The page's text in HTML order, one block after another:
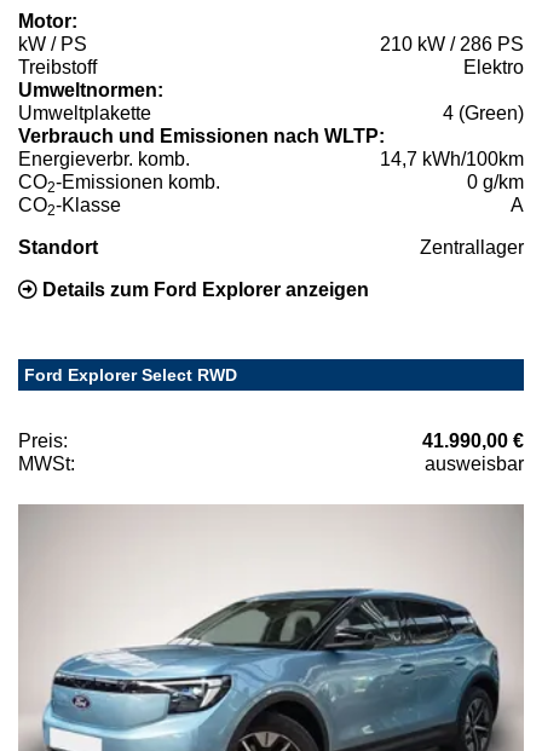
Motor:
kW / PS
210 kW / 286 PS
Treibstoff
Elektro
Umweltnormen:
Umweltplakette
4 (Green)
Verbrauch und Emissionen nach WLTP:
Energieverbr. komb.
14,7 kWh/100km
CO2-Emissionen komb.
0 g/km
CO2-Klasse A
Standort Zentrallager
Details zum Ford Explorer anzeigen
Ford Explorer Select RWD
Preis:
41.990,00 €
MWSt:
ausweisbar